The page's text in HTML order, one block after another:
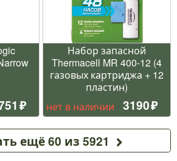
Набор запасной
Thermacell MR 400-12 (4
газовых картриджа + 12
пластин)
нет в наличии
3190
ещё 60 из 5921